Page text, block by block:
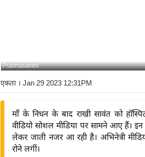
Prabhasakshi
एकता । Jan 29 2023 12:31PM
माँ के निधन के बाद राखी सावंत को
वीडियो सोशल मीडिया पर सामने आए हैं। इन
लेकर जाती नजर आ रही है। अभिनेत्री
रोने लगीं।